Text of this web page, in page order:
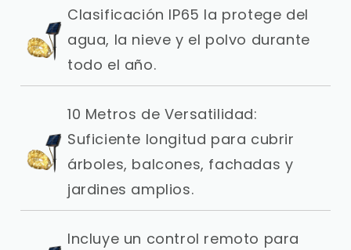
Clasificación IP65 la protege del
agua, la nieve y el polvo durante
todo el año.
10 Metros de Versatilidad:
Suficiente longitud para cubrir
árboles, balcones, fachadas y
jardines amplios.
Incluye un control remoto para